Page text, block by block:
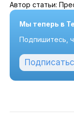
Автор статьи:
Мы теперь в
Подпишитесь,